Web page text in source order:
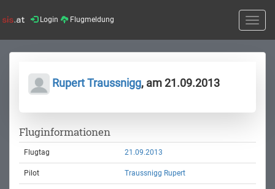
Login Flugmeldung
Toggle
Rupert Traussnigg, am 21.09.2013
Fluginformationen
Flugtag 21.09.2013
Pilot Traussnigg Rupert